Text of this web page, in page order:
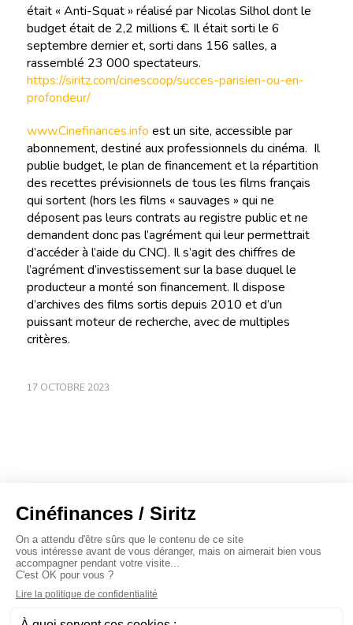
était « Anti-Squat » réalisé par Nicolas Silhol dont le
budget était de 2,2 millions €. Il était sorti le 6
septembre dernier et, sorti dans 156 salles, a
rassemblé 23 000 spectateurs.
https://siritz.com/cinescoop/succes-parisien-ou-en-
profondeur/
www.Cinefinances.info est un site, accessible par
abonnement, destiné aux professionnels du cinéma. Il
publie budget, le plan de financement et la répartition
des recettes prévisionnels de tous les films français
qui sortent (hors les films « sauvages » qui ne
déposent pas leurs contrats au registre public et ne
demandent donc pas l’agrément qui leur permettrait
d’accéder à l’aide du CNC). Il s’agit des chiffres de
l’agrément d’investissement sur la base duquel le
producteur a monté son financement. Il dispose
d’archives des films sortis depuis 2010 et d’un
puissant moteur de recherche, avec de multiples
critères.
17 OCTOBRE 2023
À propos
Baromètres
Cinéscoop
Éditorial